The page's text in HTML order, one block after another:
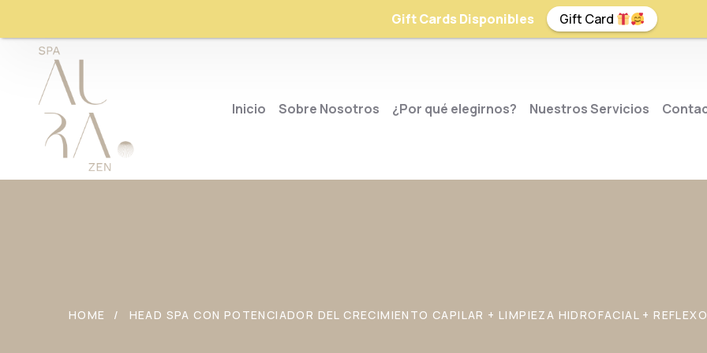
Inicio Sobre Nosotros ¿Por qué elegirnos? Nuestros Servicios
HOME HEAD SPA CON POTENCIADOR DEL CRECIMIENTO CAPILAR + LIMPIEZA HIDROFACIAL +
Gift Cards Disponibles Gift Card